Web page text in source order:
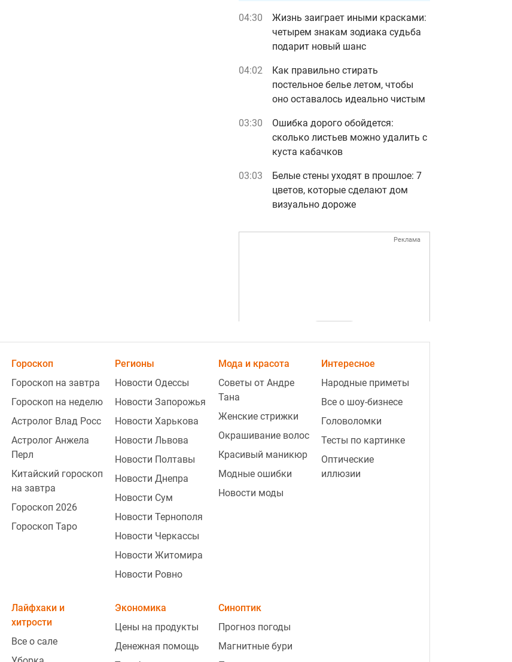
04:30
Жизнь заиграет иными красками:
четырем знакам зодиака судьба
подарит новый шанс
04:02
Как правильно стирать
постельное белье летом, чтобы
оно оставалось идеально чистым
03:30
Ошибка дорого обойдется:
сколько листьев можно удалить с
куста кабачков
03:03
Белые стены уходят в прошлое: 7
цветов, которые сделают дом
визуально дороже
Реклама
ad
02:36
Жизнь резко изменится к
почувствуют прилив счастья
05 августа, среда
23:55 Лед в морозилке растает в
Гороскоп
Гороскоп на завтра
Гороскоп на неделю
Астролог Влад Росс
Астролог Анжела
Перл
Китайский гороскоп
на завтра
Гороскоп 2026
Гороскоп Таро
Регионы
Новости Одессы
Новости Запорожья
Новости Харькова
Новости Львова
Новости Полтавы
Новости Днепра
Новости Сум
Новости Тернополя
Новости Черкассы
Новости Житомира
Новости Ровно
Мода и красота
Советы от Андре
Тана
Женские стрижки
Окрашивание волос
Красивый маникюр
Модные ошибки
Новости моды
Интересное
Народные приметы
Все о шоу-бизнесе
Головоломки
Тесты по картинке
Оптические
иллюзии
Лайфхаки и
хитрости
Все о сале
Экономика
Цены на продукты
Денежная помощь
Синоптик
Прогноз погоды
Магнитные бури